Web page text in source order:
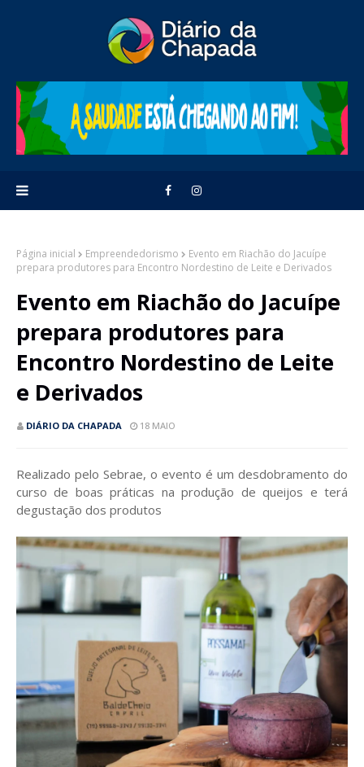
Página inicial Empreendedorismo
Evento em Riachão do Jacuípe
prepara produtores para Encontro Nordestino de Leite e Derivados
Evento em Riachão do Jacuípe
prepara produtores para
Encontro Nordestino de Leite
e Derivados
DIÁRIO DA CHAPADA 18 MAIO
Realizado pelo Sebrae, o evento é um desdobramento do
curso de boas práticas na produção de queijos e terá
degustação dos produtos